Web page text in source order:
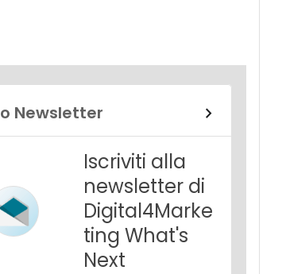
Newsletter
Iscriviti alla
newsletter di
Digital4Marke
ting What's
Next